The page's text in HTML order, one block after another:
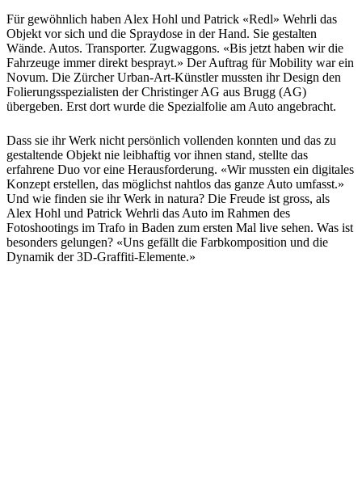
Für gewöhnlich haben Alex Hohl und Patrick «Redl» Wehrli das
Objekt vor sich und die Spraydose in der Hand. Sie gestalten
Wände. Autos. Transporter. Zugwaggons. «Bis jetzt haben wir die
Fahrzeuge immer direkt besprayt.» Der Auftrag für Mobility war ein
Novum. Die Zürcher Urban-Art-Künstler mussten ihr Design den
Folierungsspezialisten der Christinger AG aus Brugg (AG)
übergeben. Erst dort wurde die Spezialfolie am Auto angebracht.
Dass sie ihr Werk nicht persönlich vollenden konnten und das zu
gestaltende Objekt nie leibhaftig vor ihnen stand, stellte das
erfahrene Duo vor eine Herausforderung. «Wir mussten ein digitales
Konzept erstellen, das möglichst nahtlos das ganze Auto umfasst.»
Und wie finden sie ihr Werk in natura? Die Freude ist gross, als
Alex Hohl und Patrick Wehrli das Auto im Rahmen des
Fotoshootings im Trafo in Baden zum ersten Mal live sehen. Was ist
besonders gelungen? «Uns gefällt die Farbkomposition und die
Dynamik der 3D-Graffiti-Elemente.»